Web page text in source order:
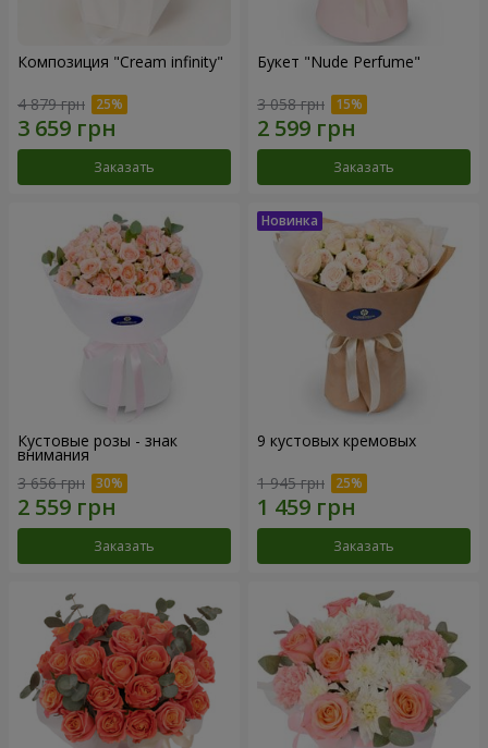
Композиция "Cream infinity"
4 879 грн
Заказать
Букет "Nude Perfume"
3 058 грн
Заказать
Кустовые розы - знак
внимания
3 656 грн
Заказать
9 кустовых кремовых
1 945 грн
Заказать